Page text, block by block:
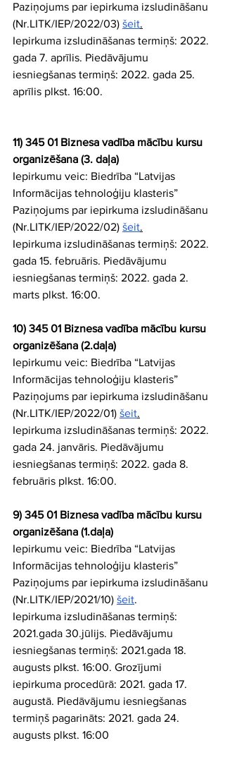
Paziņojums par iepirkuma izsludināšanu
(Nr.LITK/IEP/2022/03) šeit.
Iepirkuma izsludināšanas termiņš: 2022.
gada 7. aprīlis. Piedāvājumu
iesniegšanas termiņš: 2022. gada 25.
aprīlis plkst. 16:00.
11) 345 01 Biznesa vadība mācību kursu
organizēšana (3. daļa)
Iepirkumu veic: Biedrība “Latvijas
Informācijas tehnoloģiju klasteris”
Paziņojums par iepirkuma izsludināšanu
(Nr.LITK/IEP/2022/02) šeit.
Iepirkuma izsludināšanas termiņš: 2022.
gada 15. februāris. Piedāvājumu
iesniegšanas termiņš: 2022. gada 2.
marts plkst. 16:00.
10) 345 01 Biznesa vadība mācību kursu
organizēšana (2.daļa)
Iepirkumu veic: Biedrība “Latvijas
Informācijas tehnoloģiju klasteris”
Paziņojums par iepirkuma izsludināšanu
(Nr.LITK/IEP/2022/01) šeit.
Iepirkuma izsludināšanas termiņš: 2022.
gada 24. janvāris. Piedāvājumu
iesniegšanas termiņš: 2022. gada 8.
februāris plkst. 16:00.
9) 345 01 Biznesa vadība mācību kursu
organizēšana (1.daļa)
Iepirkumu veic: Biedrība “Latvijas
Informācijas tehnoloģiju klasteris”
Paziņojums par iepirkuma izsludināšanu
(Nr.LITK/IEP/2021/10) šeit.
Iepirkuma izsludināšanas termiņš:
2021.gada 30.jūlijs. Piedāvājumu
iesniegšanas termiņš: 2021.gada 18.
augusts plkst. 16:00. Grozījumi
iepirkuma procedūrā: 2021. gada 17.
augustā. Piedāvājumu iesniegšanas
termiņš pagarināts: 2021. gada 24.
augusts plkst. 16:00